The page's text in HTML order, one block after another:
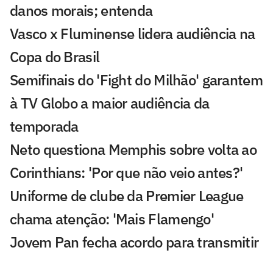
danos morais; entenda
Vasco x Fluminense lidera audiência na
Copa do Brasil
Semifinais do 'Fight do Milhão' garantem
à TV Globo a maior audiência da
temporada
Neto questiona Memphis sobre volta ao
Corinthians: 'Por que não veio antes?'
Uniforme de clube da Premier League
chama atenção: 'Mais Flamengo'
Jovem Pan fecha acordo para transmitir